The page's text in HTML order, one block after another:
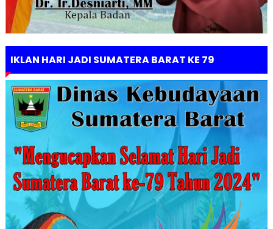
IKLAN HARI JADI SUMATERA BARAT KE 79